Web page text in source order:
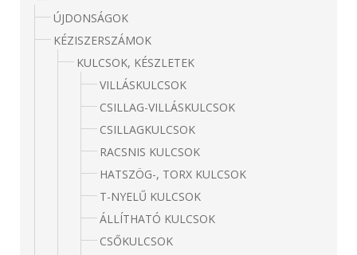
ÚJDONSÁGOK
KÉZISZERSZÁMOK
KULCSOK, KÉSZLETEK
VILLÁSKULCSOK
CSILLAG-VILLÁSKULCSOK
CSILLAGKULCSOK
RACSNIS KULCSOK
HATSZÖG-, TORX KULCSOK
T-NYELŰ KULCSOK
ÁLLÍTHATÓ KULCSOK
CSŐKULCSOK